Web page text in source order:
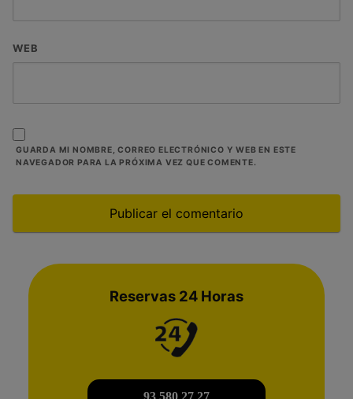
WEB
GUARDA MI NOMBRE, CORREO ELECTRÓNICO Y WEB EN ESTE
NAVEGADOR PARA LA PRÓXIMA VEZ QUE COMENTE.
Reservas 24 Horas
93 580 27 27